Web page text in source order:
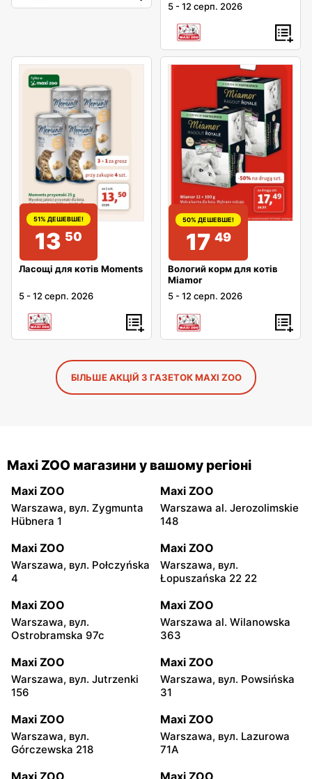
5 -12 серп. 2026
51% ДЕШЕВШЕ!
13 50
Ласощі для котів Moments
5 -12 серп. 2026
50% ДЕШЕВШЕ!
17 49
Вологий корм для котів
Miamor
5 -12 серп. 2026
БІЛЬШЕ АКЦІЙ З ГАЗЕТОК MAXI ZOO
Maxi ZOO магазини у вашому регіоні
Maxi ZOO
Warszawa, вул. Zygmunta
Hübnera 1
Maxi ZOO
Warszawa al. Jerozolimskie
148
Maxi ZOO
Warszawa, вул. Połczyńska
4
Maxi ZOO
Warszawa, вул.
Łopuszańska 22 22
Maxi ZOO
Warszawa, вул.
Ostrobramska 97c
Maxi ZOO
Warszawa al. Wilanowska
363
Maxi ZOO
Warszawa, вул. Jutrzenki
156
Maxi ZOO
Warszawa, вул. Powsińska
31
Maxi ZOO
Warszawa, вул.
Górczewska 218
Maxi ZOO
Warszawa, вул. Lazurowa
71A